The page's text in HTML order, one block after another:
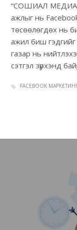
“СОШИАЛ МЕДИА
ажлыг нь
төсөөлөгдөх нь
ажил биш
газар нь
сэтгэл зүрхэнд
FACEBOOK